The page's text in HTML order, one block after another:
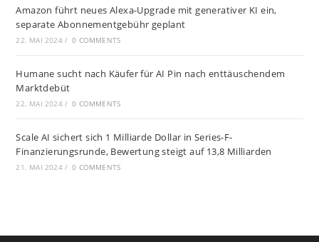
Amazon führt neues Alexa-Upgrade mit generativer KI ein,
separate Abonnementgebühr geplant
22. MAI 2024 / 0 COMMENTS
Humane sucht nach Käufer für AI Pin nach enttäuschendem
Marktdebüt
22. MAI 2024 / 0 COMMENTS
Scale AI sichert sich 1 Milliarde Dollar in Series-F-
Finanzierungsrunde, Bewertung steigt auf 13,8 Milliarden
21. MAI 2024 / 0 COMMENTS